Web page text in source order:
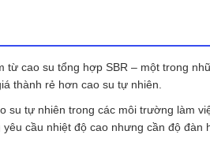
từ cao su tổng hợp SBR – một trong
thành rẻ hơn cao su tự nhiên.
su tự nhiên trong các môi trường làm
cầu nhiệt độ cao nhưng cần độ đàn